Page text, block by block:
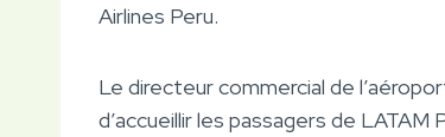
Airlines Peru.
Le directeur commercial de
d’accueillir les passagers de